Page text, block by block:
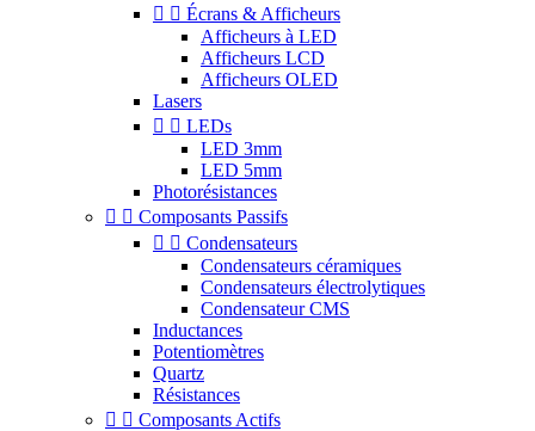
  Écrans & Afficheurs
Afficheurs à LED
Afficheurs LCD
Afficheurs OLED
Lasers
  LEDs
LED 3mm
LED 5mm
Photorésistances
  Composants Passifs
  Condensateurs
Condensateurs céramiques
Condensateurs électrolytiques
Condensateur CMS
Inductances
Potentiomètres
Quartz
Résistances
  Composants Actifs